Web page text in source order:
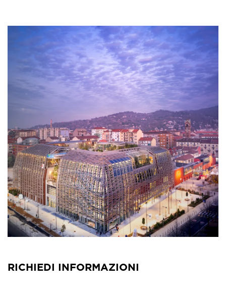
RICHIEDI INFORMAZIONI